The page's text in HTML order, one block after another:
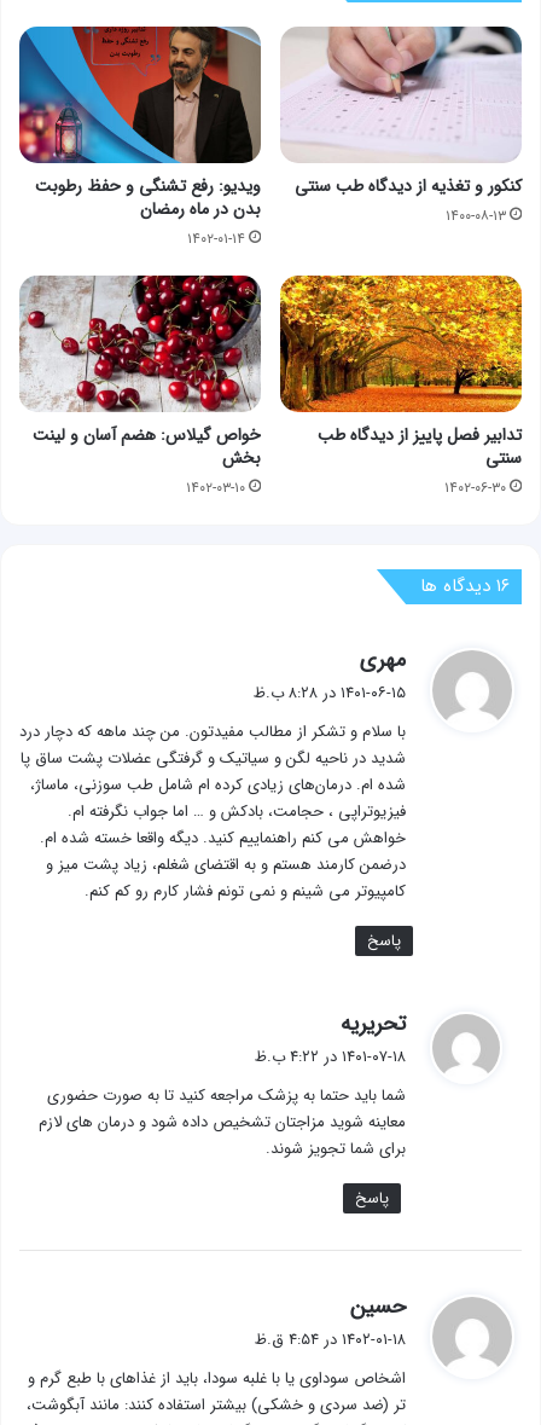
کنکور و تغذیه از دیدگاه طب سنتی
۱۴۰۰-۰۸-۱۳
ویدیو: رفع تشنگی و حفظ رطوبت
بدن در ماه رمضان
۱۴۰۲-۰۱-۱۴
تدابیر فصل پاییز از دیدگاه طب
سنتی
۱۴۰۲-۰۶-۳۰
خواص گیلاس: هضم آسان و لینت
بخش
۱۴۰۲-۰۳-۱۰
‫۱۶ دیدگاه ها
مهری
ف
:
۱۴۰۱-۰۶-۱۵ در ۸:۲۸ ب.ظ
با سلام و تشکر از مطالب مفیدتون. من چند ماهه که دچار درد
شدید در ناحیه لگن و سیاتیک و گرفتگی عضلات پشت ساق پا
شده ام. درمان‌های زیادی کرده ام شامل طب سوزنی، ماساژ،
فیزیوتراپی ، حجامت، بادکش و … اما جواب نگرفته ام.
خواهش می کنم راهنماییم کنید. دیگه واقعا خسته شده ام.
درضمن کارمند هستم و به اقتضای شغلم، زیاد پشت میز و
کامپیوتر می شینم و نمی تونم فشار کارم رو کم کنم.
پاسخ
تحریریه
ت
:
۱۴۰۱-۰۷-۱۸ در ۴:۲۲ ب.ظ
شما باید حتما به پزشک مراجعه کنید تا به صورت حضوری
معاینه شوید مزاجتان تشخیص داده شود و درمان های لازم
برای شما تجویز شوند.
پاسخ
حسین
ف
:
۱۴۰۲-۰۱-۱۸ در ۴:۵۴ ق.ظ
اشخاص سوداوی یا با غلبه سودا، باید از غذاهای با طبع گرم و
تر (ضد سردی و خشكی) بیشتر استفاده کنند: مانند آبگوشت،